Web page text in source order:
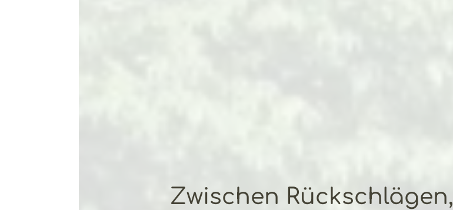
Zwischen Rückschlägen,